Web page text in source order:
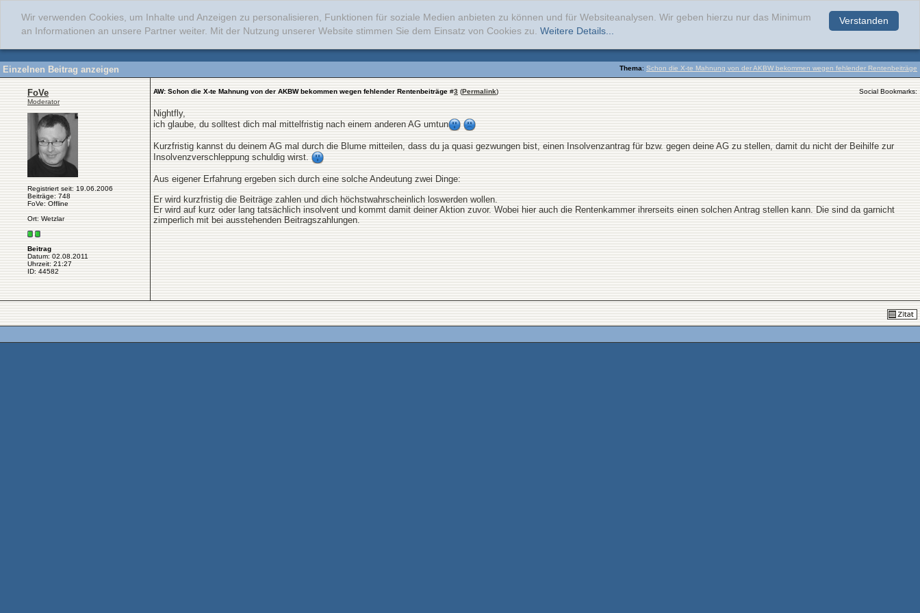
Verstanden
Wir verwenden Cookies, um Inhalte und Anzeigen zu personalisieren, Funktionen für soziale Medien anbieten zu können und für Websiteanalysen. Wir geben hierzu nur das Minimum
an Informationen an unsere Partner weiter. Mit der Nutzung unserer Website stimmen Sie dem Einsatz von Cookies zu. Weitere Details...
Thema: Schon die X-te Mahnung von der AKBW bekommen wegen fehlender Rentenbeiträge
Einzelnen Beitrag anzeigen
FoVe
Moderator
Registriert seit: 19.06.2006
Beiträge: 748
FoVe: Offline
Ort: Wetzlar
Beitrag
Datum: 02.08.2011
Uhrzeit: 21:27
ID: 44582
AW: Schon die X-te Mahnung von der AKBW bekommen wegen fehlender Rentenbeiträge #3 (Permalink) Social Bookmarks:
Nightfly,
ich glaube, du solltest dich mal mittelfristig nach einem anderen AG umtun
Kurzfristig kannst du deinem AG mal durch die Blume mitteilen, dass du ja quasi gezwungen bist, einen Insolvenzantrag für bzw. gegen deine AG zu stellen, damit du nicht der Beihilfe zur
Insolvenzverschleppung schuldig wirst.
Aus eigener Erfahrung ergeben sich durch eine solche Andeutung zwei Dinge:
Er wird kurzfristig die Beiträge zahlen und dich höchstwahrscheinlich loswerden wollen.
Er wird auf kurz oder lang tatsächlich insolvent und kommt damit deiner Aktion zuvor. Wobei hier auch die Rentenkammer ihrerseits einen solchen Antrag stellen kann. Die sind da garnicht
zimperlich mit bei ausstehenden Beitragszahlungen.